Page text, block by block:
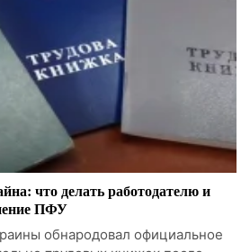
что делать работодателю и
ПФУ
обнародовал официальное